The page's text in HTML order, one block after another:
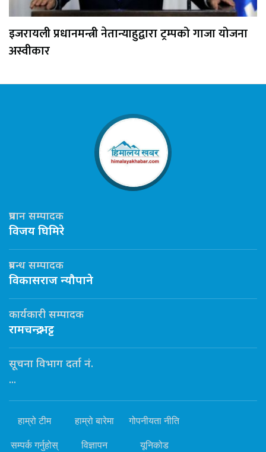
इजरायली प्रधानमन्त्री नेतान्याहुद्वारा ट्रम्पको गाजा योजना
अस्वीकार
प्रधान सम्पादक
विजय घिमिरे
प्रबन्ध सम्पादक
विकासराज न्यौपाने
कार्यकारी सम्पादक
रामचन्द्र भट्ट
सूचना विभाग दर्ता नं.
...
हाम्रो टीम हाम्रो बारेमा गोपनीयता नीति
सम्पर्क गर्नुहोस् विज्ञापन यूनिकोड